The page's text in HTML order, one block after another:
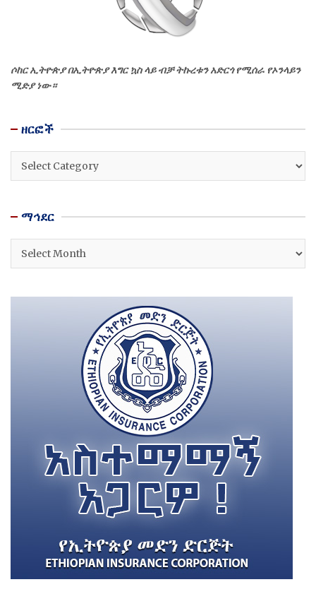
ሶከር ኢትዮጵያ በኢትዮጵያ እግር ኳስ ላይ ብቻ ትኩረቱን አድርጎ የሚሰራ የኦንላይን
ሚድያ ነው።
ዘርፎች
ዘርፎች
ማኅደር
ማኅደር